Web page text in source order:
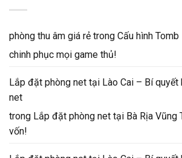
phòng thu âm giá rẻ trong Cấu hình
chinh phục mọi game thủ!
Lắp đặt phòng net tại Lào Cai – Bí quyết
net
trong Lắp đặt phòng net tại Bà Rịa Vũng
vốn!